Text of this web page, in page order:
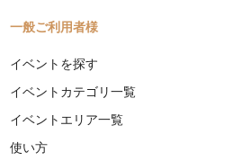
一般ご利用者様
イベントを探す
イベントカテゴリ一覧
イベントエリア一覧
使い方